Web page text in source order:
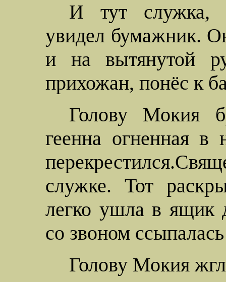
И тут служка,
увидел бумажник.
и на вытянутой
прихожан, понёс к
Голову Мокия
геенна огненная
служке. Тот
легко ушла в ящик
со звоном
Голову Мокия